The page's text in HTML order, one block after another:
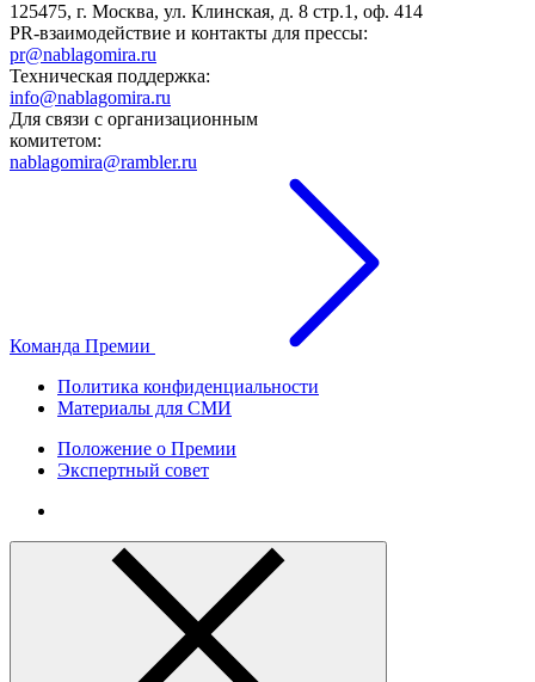
125475, г. Москва, ул. Клинская, д. 8 стр.1, оф. 414
PR-взаимодействие и контакты для прессы:
pr@nablagomira.ru
Техническая поддержка:
info@nablagomira.ru
Для связи с организационным
комитетом:
nablagomira@rambler.ru
Команда Премии
Политика конфиденциальности
Материалы для СМИ
Положение о Премии
Экспертный совет